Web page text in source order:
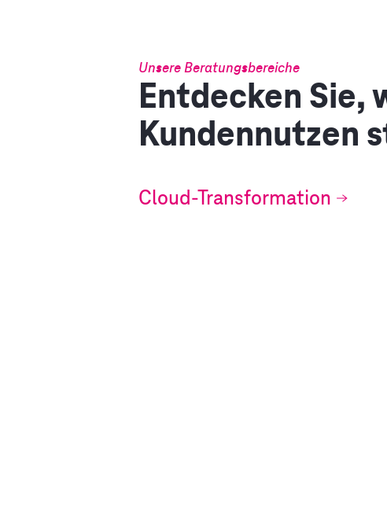
Unsere Beratungsbereiche
Entdecken Sie,
Kundennutzen
Cloud-Transformation